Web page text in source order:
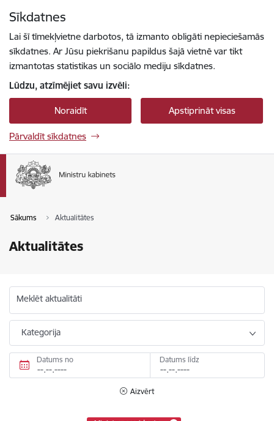
Sīkdatnes
Lai šī tīmekļvietne darbotos, tā izmanto obligāti nepieciešamās
sīkdatnes. Ar Jūsu piekrišanu papildus šajā vietnē var tikt
izmantotas statistikas un sociālo mediju sīkdatnes.
Lūdzu, atzīmējiet savu izvēli:
Noraidīt Apstiprināt visas
Pārvaldīt sīkdatnes
Sākums Aktualitātes
Aktualitātes
Meklēt aktualitāti
Kategorija
Datums no Datums līdz
Aizvērt